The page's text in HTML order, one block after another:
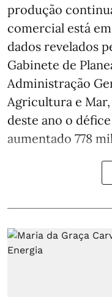
produção
comercial está
dados revelados
Gabinete de
Administração
Agricultura e
deste ano o
aumentado 778